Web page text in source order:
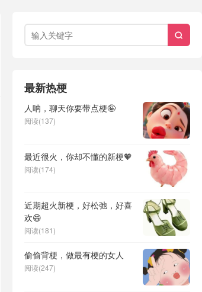

最新热梗
人呐，聊天你要带点梗🤪
阅读(137)
最近很火，你却不懂的新梗🧡
阅读(174)
近期超火新梗，好松弛，好喜
欢😄
阅读(181)
偷偷背梗，做最有梗的女人
阅读(247)